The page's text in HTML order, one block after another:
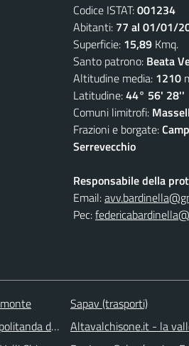
Codice ISTAT:001234
Abitanti: 77 al 01/01/
Superficie: 15,89 Kmq.
Santo patrono: Beata
Altitudine media: 1210
Latitudine:44° 56' 28''
Comuni limitrofi:
Frazioni e borgate:
Serrevecchio
Responsabile della
Email:
Pec:
di Torino
Sapav (trasporti)
Altavalchisone.it - la